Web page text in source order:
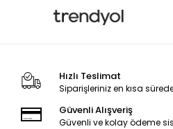
Hızlı Teslimat
Siparişleriniz en kısa
Güvenli Alışveriş
Güvenli ve kolay ödeme